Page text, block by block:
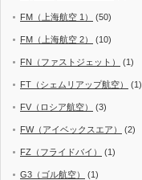
FM（上海航空 1） (50)
FM（上海航空 2） (10)
FN（ファストジェット） (1)
FT（シェムリアップ航空） (1)
FV（ロシア航空） (3)
FW（アイベックスエア） (2)
FZ（フライドバイ） (1)
G3（ゴル航空） (1)